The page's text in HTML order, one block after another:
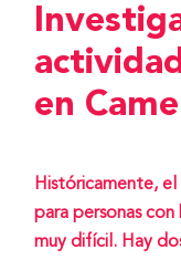
en
Históricamente,
para personas con
muy difícil. Hay